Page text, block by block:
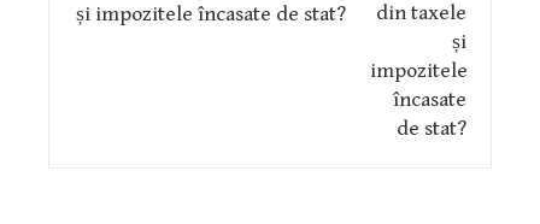
și impozitele încasate de stat?